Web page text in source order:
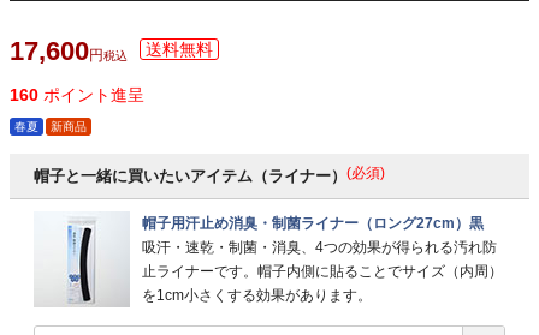
17,600 税込
160 ポイント進呈
春夏 新商品
帽子と一緒に買いたいアイテム（ライナー） (必須)
帽子用汗止め消臭・制菌ライナー（ロング27cm）黒
吸汗・速乾・制菌・消臭、4つの効果が得られる汚れ防
止ライナーです。帽子内側に貼ることでサイズ（内周）
を1cm小さくする効果があります。